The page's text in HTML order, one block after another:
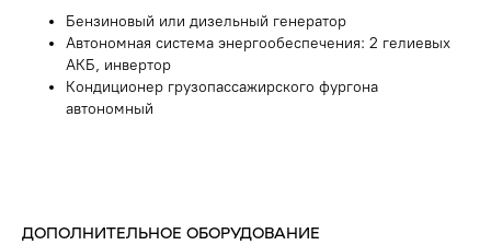
Бензиновый или дизельный генератор
Автономная система энергообеспечения: 2 гелиевых
АКБ, инвертор
Кондиционер грузопассажирского фургона
автономный
ДОПОЛНИТЕЛЬНОЕ ОБОРУДОВАНИЕ
ДРУГИЕ СПЕЦАВТОМОБИЛИ